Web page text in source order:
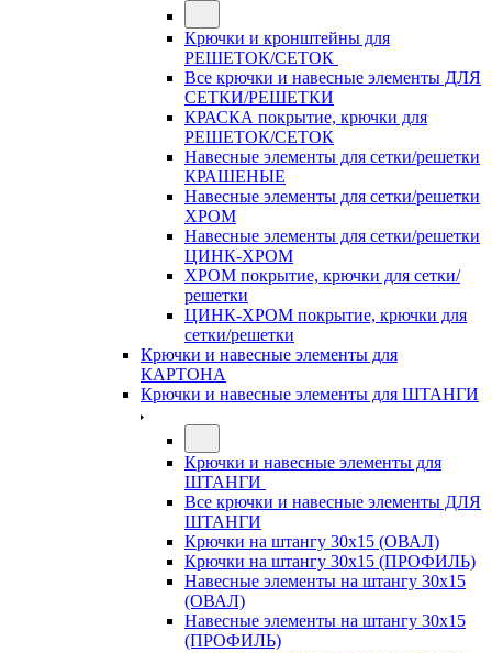
Крючки и кронштейны для
РЕШЕТОК/СЕТОК
Все крючки и навесные элементы ДЛЯ
СЕТКИ/РЕШЕТКИ
КРАСКА покрытие, крючки для
РЕШЕТОК/СЕТОК
Навесные элементы для сетки/решетки
КРАШЕНЫЕ
Навесные элементы для сетки/решетки
ХРОМ
Навесные элементы для сетки/решетки
ЦИНК-ХРОМ
ХРОМ покрытие, крючки для сетки/
решетки
ЦИНК-ХРОМ покрытие, крючки для
сетки/решетки
Крючки и навесные элементы для
КАРТОНА
Крючки и навесные элементы для ШТАНГИ
Крючки и навесные элементы для
ШТАНГИ
Все крючки и навесные элементы ДЛЯ
ШТАНГИ
Крючки на штангу 30х15 (ОВАЛ)
Крючки на штангу 30х15 (ПРОФИЛЬ)
Навесные элементы на штангу 30х15
(ОВАЛ)
Навесные элементы на штангу 30х15
(ПРОФИЛЬ)